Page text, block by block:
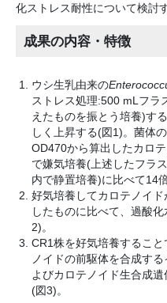
化ストレス耐性について検討す
成果の内容・特徴
ウシ生乳由来の
ストレス処理:500 mLフラ
えたものを振とう培養)す
しく上昇する(図1)。菌体
OD470から算出したカロ
で嫌気培養(上述したフラ
内で静置培養)に比べて14
好気培養してカロテノイ
したものに比べて、過酸
2)。
CR1株を好気培養するこ
ノイドの前駆体を合成す
よびカロテノイド生合成
(図3)。